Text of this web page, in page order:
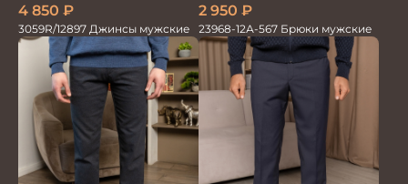
4 850 ₽
3059R/12897 Джинсы мужские
2 950 ₽
23968-12А-567 Брюки мужские